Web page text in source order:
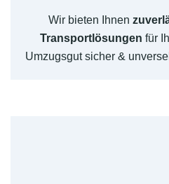
Wir bieten Ihnen
Transportlösungen für
Umzugsgut sicher &